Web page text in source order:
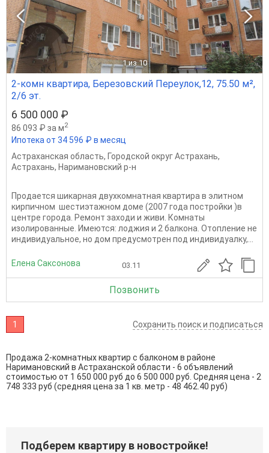
1 из 10
2-комн квартира, Березовский Переулок,12, 75.50 м²,
2/6 эт.
6 500 000 ₽
86 093 ₽ за м2
Ипотека от 34 596 ₽ в месяц
Астраханская область, Городской округ Астрахань,
Астрахань, Наримановский р-н
Продается шикарная двухкомнатная квартира в элитном
кирпичном шестиэтажном доме (2007 года постройки )в
центре города. Ремонт заходи и живи. Комнаты
изолированные. Имеются: лоджия и 2 балкона. Отопление не
индивидуальное, но дом предусмотрен под индивидуалку,...
Елена Саксонова 03.11
Позвонить
1 Сохранить поиск и подписаться
Продажа 2-комнатных квартир с балконом в районе
Наримановский в Астраханской области - 6 объявлений
стоимостью от 1 650 000 руб до 6 500 000 руб. Средняя цена - 2
748 333 руб (средняя цена за 1 кв. метр - 48 462.40 руб)
Подберем квартиру в новостройке!